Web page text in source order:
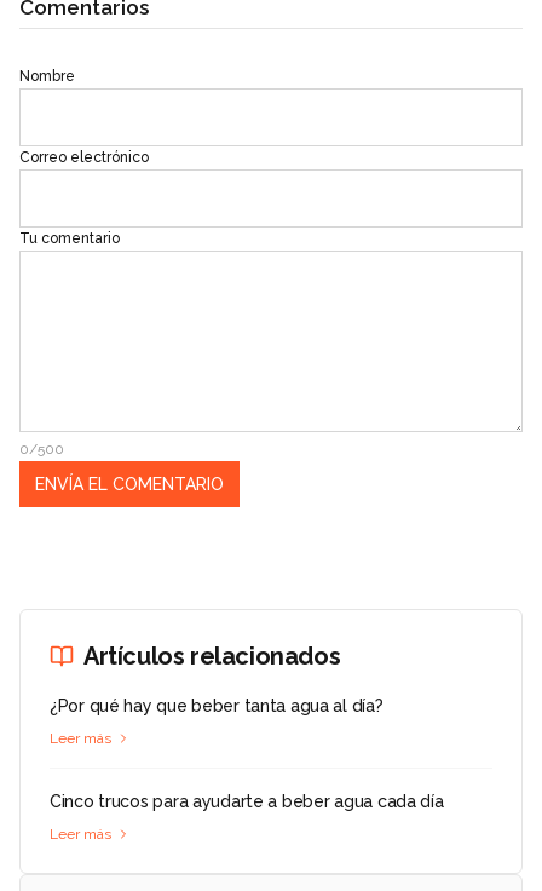
Comentarios
Nombre
Correo electrónico
Tu comentario
0/500
Artículos relacionados
¿Por qué hay que beber tanta agua al día?
Leer más
Cinco trucos para ayudarte a beber agua cada día
Leer más